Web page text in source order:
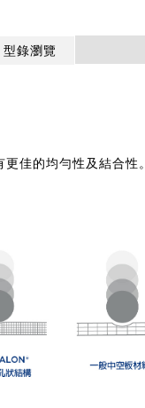
型錄瀏覽
佳的均勻性及結合性。